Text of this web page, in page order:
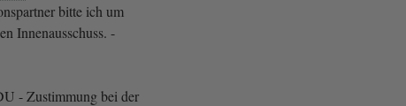
bitte ich um
Innenausschuss. -
- Zustimmung bei der